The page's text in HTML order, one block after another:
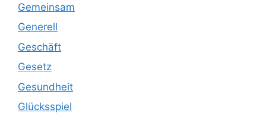
Gemeinsam
Generell
Geschäft
Gesetz
Gesundheit
Glücksspiel